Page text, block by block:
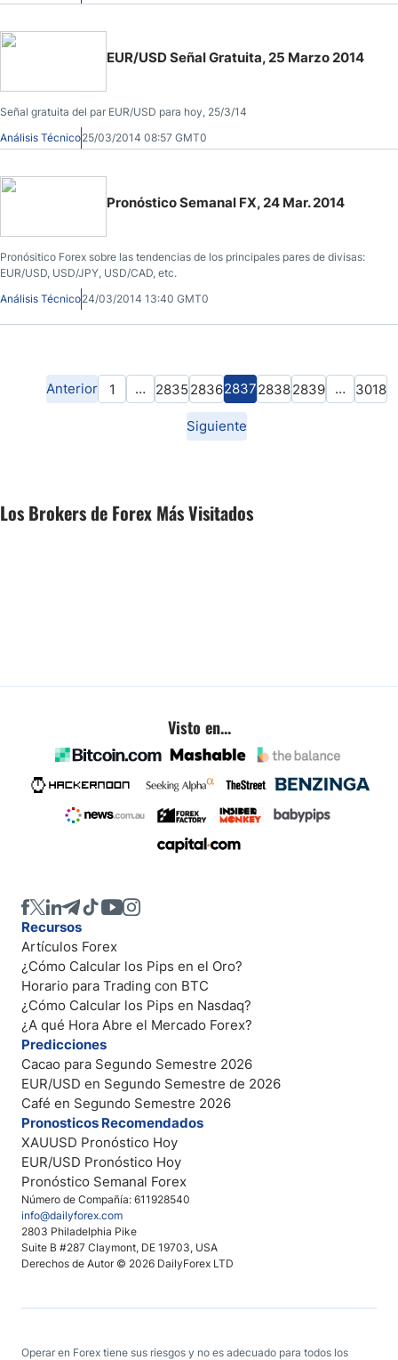
EUR/USD Señal Gratuita, 25 Marzo 2014
Señal gratuita del par EUR/USD para hoy, 25/3/14
Análisis Técnico25/03/2014 08:57 GMT0
Pronóstico Semanal FX, 24 Mar. 2014
Pronósitico Forex sobre las tendencias de los principales pares de divisas:
EUR/USD, USD/JPY, USD/CAD, etc.
Análisis Técnico24/03/2014 13:40 GMT0
Anterior 1 … 28352836283728382839 … 3018
Siguiente
Los Brokers de Forex Más Visitados
Visto en...
Número de Compañía: 611928540
info@dailyforex.com
2803 Philadelphia Pike
Suite B #287 Claymont, DE 19703, USA
Derechos de Autor © 2026 DailyForex LTD
Recursos
Artículos Forex
¿Cómo Calcular los Pips en el Oro?
Horario para Trading con BTC
¿Cómo Calcular los Pips en Nasdaq?
¿A qué Hora Abre el Mercado Forex?
Predicciones
Cacao para Segundo Semestre 2026
EUR/USD en Segundo Semestre de 2026
Café en Segundo Semestre 2026
Pronosticos Recomendados
XAUUSD Pronóstico Hoy
EUR/USD Pronóstico Hoy
Pronóstico Semanal Forex
Operar en Forex tiene sus riesgos y no es adecuado para todos los